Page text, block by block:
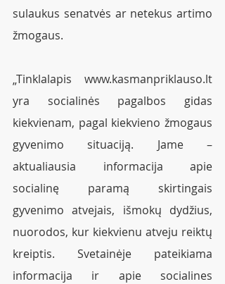
sulaukus senatvės ar netekus artimo
žmogaus.
„Tinklalapis www.kasmanpriklauso.lt
yra socialinės pagalbos gidas
kiekvienam, pagal kiekvieno žmogaus
gyvenimo situaciją. Jame –
aktualiausia informacija apie
socialinę paramą skirtingais
gyvenimo atvejais, išmokų dydžius,
nuorodos, kur kiekvienu atveju reiktų
kreiptis. Svetainėje pateikiama
informacija ir apie socialines